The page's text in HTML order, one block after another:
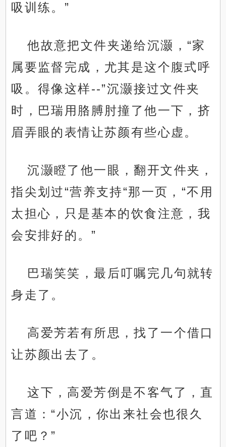
吸训练。”
他故意把文件夹递给沉灏，“家
属要监督完成，尤其是这个腹式呼
吸。得像这样--”沉灏接过文件夹
时，巴瑞用胳膊肘撞了他一下，挤
眉弄眼的表情让苏颜有些心虚。
沉灏瞪了他一眼，翻开文件夹，
指尖划过“营养支持“那一页，“不用
太担心，只是基本的饮食注意，我
会安排好的。”
巴瑞笑笑，最后叮嘱完几句就转
身走了。
高爱芳若有所思，找了一个借口
让苏颜出去了。
这下，高爱芳倒是不客气了，直
言道：“小沉，你出来社会也很久
了吧？”